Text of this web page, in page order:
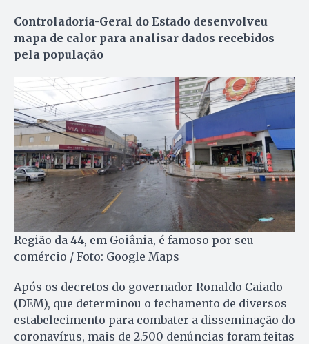
Controladoria-Geral do Estado desenvolveu
mapa de calor para analisar dados recebidos
pela população
Região da 44, em Goiânia, é famoso por seu
comércio / Foto: Google Maps
Após os decretos do governador Ronaldo Caiado
(DEM), que determinou o fechamento de diversos
estabelecimento para combater a disseminação do
coronavírus, mais de 2.500 denúncias foram feitas